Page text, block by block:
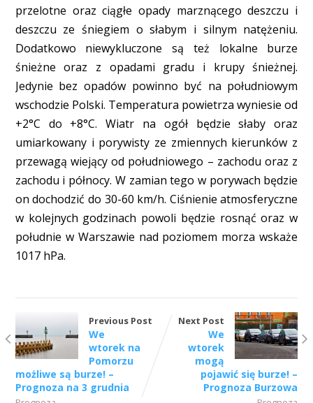
przelotne oraz ciągłe opady marznącego deszczu i
deszczu ze śniegiem o słabym i silnym natężeniu.
Dodatkowo niewykluczone są też lokalne burze
śnieżne oraz z opadami gradu i krupy śnieżnej.
Jedynie bez opadów powinno być na południowym
wschodzie Polski. Temperatura powietrza wyniesie od
+2°C do +8°C. Wiatr na ogół będzie słaby oraz
umiarkowany i porywisty ze zmiennych kierunków z
przewagą wiejący od południowego – zachodu oraz z
zachodu i północy. W zamian tego w porywach będzie
on dochodzić do 30-60 km/h. Ciśnienie atmosferyczne
w kolejnych godzinach powoli będzie rosnąć oraz w
południe w Warszawie nad poziomem morza wskaże
1017 hPa.
Previous Post
We
wtorek na
Pomorzu
możliwe są burze! –
Prognoza na 3 grudnia
Next Post
We
wtorek
mogą
pojawić się burze! –
Prognoza Burzowa